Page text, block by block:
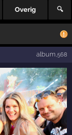
Overig 🔍
album ,568